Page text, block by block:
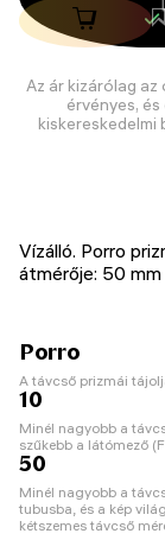
Az ár kizárólag az
érvényes,
Vízálló. Porro
átmérője: 50 mm
Porro
A távcső prizmái
10
Minél nagyobb a
szűkebb a látómező
50
Minél nagyobb a
tubusba, és a kép
kétszemes távcső